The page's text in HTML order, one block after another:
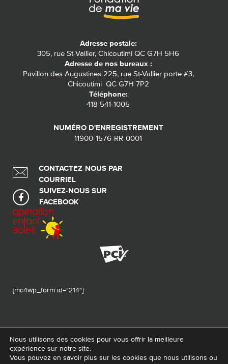
Adresse postale:
305, rue St-Vallier, Chicoutimi QC G7H 5H6
Adresse de nos bureaux :
Pavillon des Augustines 225, rue St-Vallier porte #3,
Chicoutimi QC G7H 7P2
Téléphone:
418 541-1005
NUMÉRO D'ENREGISTREMENT
11900-1576-RR-0001
CONTACTEZ-NOUS PAR
COURRIEL
SUIVEZ-NOUS SUR
FACEBOOK
[mc4wp_form id="214"]
© 2026 Tous droits réservés - Fondation de ma vie – Pour la santé de la
Nous utilisons des cookies pour vous offrir la meilleure
expérience sur notre site.
Vous pouvez en savoir plus sur les cookies que nous utilisons ou